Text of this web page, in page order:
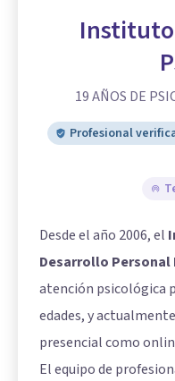
Instituto
19 AÑOS DE
Profesional
Desde el año 2006, el
Desarrollo Personal
atención psicológica
edades, y
presencial como
El equipo de